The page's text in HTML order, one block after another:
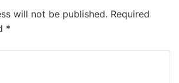
will not be published. Required
*